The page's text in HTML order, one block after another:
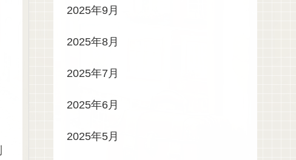
2025年9月
2025年8月
2025年7月
2025年6月
2025年5月